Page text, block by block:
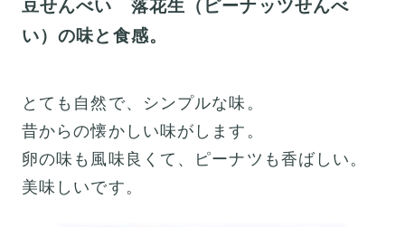
豆せんべい 落花生（ピーナッツせんべ
い）の味と食感。
とても自然で、シンプルな味。
昔からの懐かしい味がします。
卵の味も風味良くて、ピーナツも香ばしい。
美味しいです。